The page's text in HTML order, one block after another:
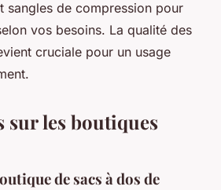
sangles de compression pour
vos besoins. La qualité des
cruciale pour un usage
sur les boutiques
de sacs à dos de